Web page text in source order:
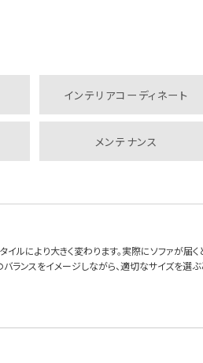
インテリアコーディネート
メンテナンス
ルにより大きく変わります。実際にソファが届くと
ランスをイメージしながら、適切なサイズを選